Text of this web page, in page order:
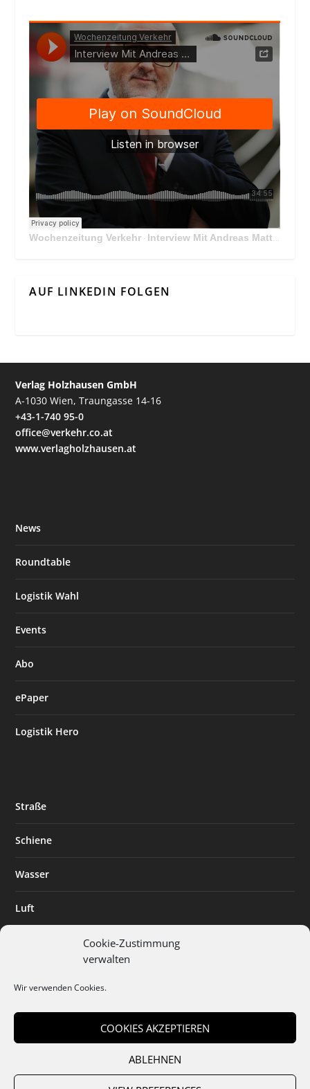
Cookie-Zustimmung
verwalten
Wir verwenden Cookies.
COOKIES AKZEPTIEREN
ABLEHNEN
Wochenzeitung Verkehr · Interview Mit Andreas Matthä, CEO der ÖBB Holding
AUF LINKEDIN FOLGEN
Verlag Holzhausen GmbH
A-1030 Wien, Traungasse 14-16
+43-1-740 95-0
office@verkehr.co.at
www.verlagholzhausen.at
News
Roundtable
Logistik Wahl
Events
Abo
ePaper
Logistik Hero
Straße
Schiene
Wasser
Luft
Digitalisierung
Mediadaten Cookies Datenschutz